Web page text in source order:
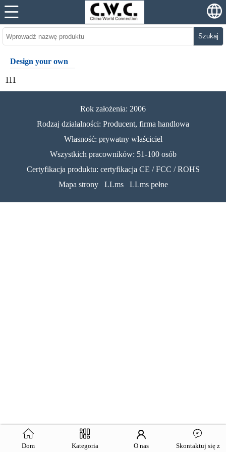
Szukaj
Design your own
111
Rok założenia: 2006
Rodzaj działalności: Producent, firma handlowa
Własność: prywatny właściciel
Wszystkich pracowników: 51-100 osób
Certyfikacja produktu: certyfikacja CE / FCC / ROHS
Mapa strony
LLms LLms pełne
Dom Kategoria O nas
Skontaktuj się z